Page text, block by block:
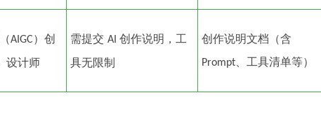
AIGC）创
设计师
需提交 AI创作说明，工
具无限制
创作说明文档（含
Prompt 、工具清单等）